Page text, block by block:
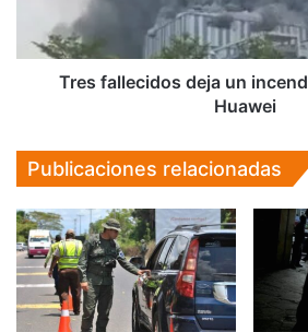
Huawei
Tres fallecidos deja un
Huawei
Publicaciones relacionadas